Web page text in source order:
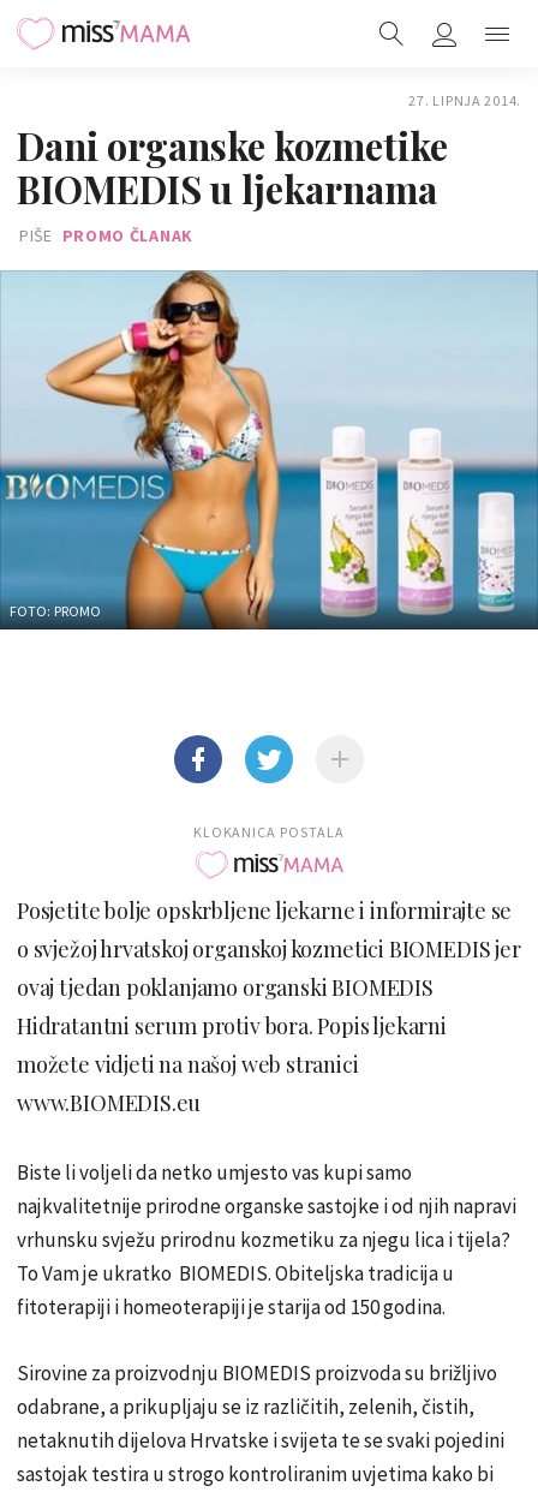
27. LIPNJA 2014.
Dani organske kozmetike
BIOMEDIS u ljekarnama
PIŠE PROMO ČLANAK
FOTO: PROMO
KLOKANICA POSTALA
Posjetite bolje opskrbljene ljekarne i informirajte se
o svježoj hrvatskoj organskoj kozmetici BIOMEDIS jer
ovaj tjedan poklanjamo organski BIOMEDIS
Hidratantni serum protiv bora. Popis ljekarni
možete vidjeti na našoj web stranici
www.BIOMEDIS.eu
Biste li voljeli da netko umjesto vas kupi samo
najkvalitetnije prirodne organske sastojke i od njih napravi
vrhunsku svježu prirodnu kozmetiku za njegu lica i tijela?
To Vam je ukratko BIOMEDIS. Obiteljska tradicija u
fitoterapiji i homeoterapiji je starija od 150 godina.
Sirovine za proizvodnju BIOMEDIS proizvoda su brižljivo
odabrane, a prikupljaju se iz različitih, zelenih, čistih,
netaknutih dijelova Hrvatske i svijeta te se svaki pojedini
sastojak testira u strogo kontroliranim uvjetima kako bi